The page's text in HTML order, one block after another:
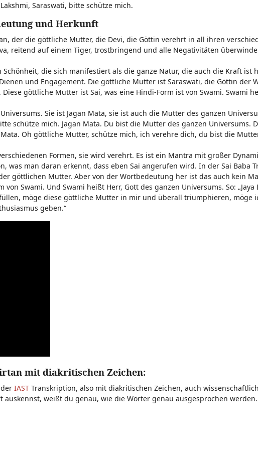
Saraswati, bitte schütze mich.
und Herkunft
der die göttliche Mutter, die Devi, die Göttin verehrt in all ihren
reitend auf einem Tiger, trostbringend und alle Negativitäten
die sich manifestiert als die ganze Natur, die auch die Kraft ist
und Engagement. Die göttliche Mutter ist Saraswati, die Göttin der
göttliche Mutter ist Sai, was eine Hindi-Form ist von Swami. Swami
Sie ist Jagan Mata, sie ist auch die Mutter des ganzen
schütze mich. Jagan Mata. Du bist die Mutter des ganzen Universums.
Oh göttliche Mutter, schütze mich, ich verehre dich, du bist die
Formen, sie wird verehrt. Es ist ein Mantra mit großer
was man daran erkennt, dass eben Sai angerufen wird. In der Sai Baba
göttlichen Mutter. Aber von der Wortbedeutung her ist das auch kein
Swami. Und Swami heißt Herr, Gott des ganzen Universums. So: „Jaya
möge diese göttliche Mutter in mir und überall triumphieren, möge
geben.“
mit diakritischen Zeichen:
IAST Transkription, also mit diakritischen Zeichen, auch
weißt du genau, wie die Wörter genau ausgesprochen werden.